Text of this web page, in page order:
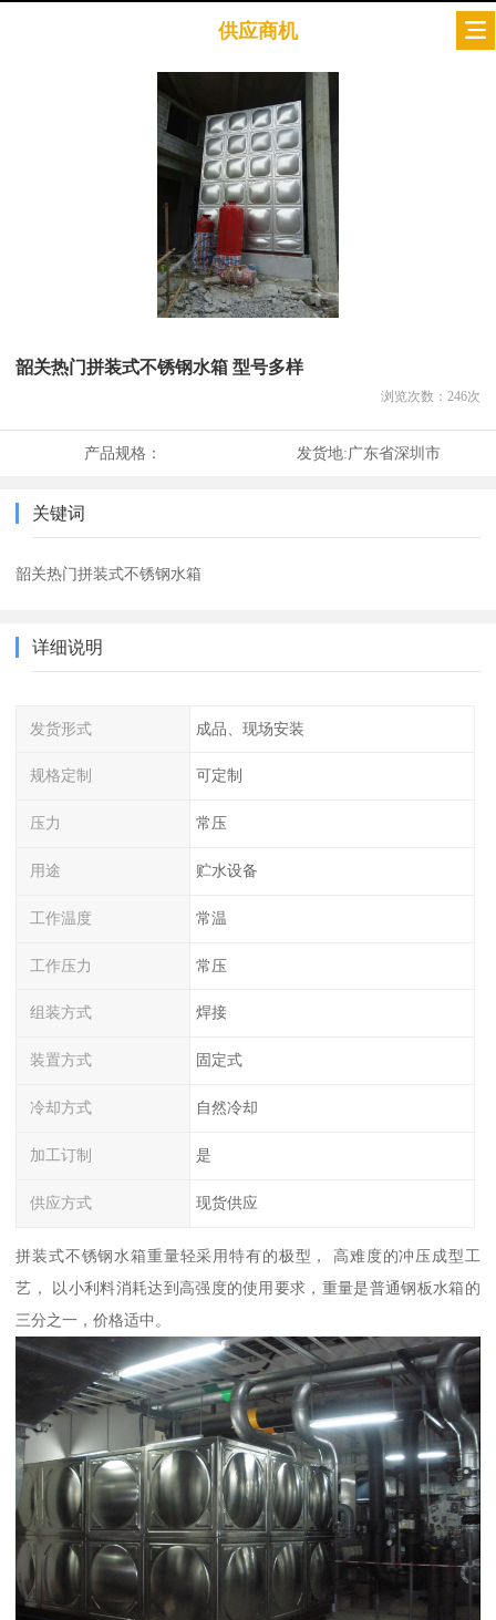
供应商机
韶关热门拼装式不锈钢水箱 型号多样
浏览次数： 246次
产品规格： 发货地:广东省深圳市
关键词
韶关热门拼装式不锈钢水箱
详细说明
发货形式 成品、现场安装
规格定制 可定制
压力 常压
用途 贮水设备
工作温度 常温
工作压力 常压
组装方式 焊接
装置方式 固定式
冷却方式 自然冷却
加工订制 是
供应方式 现货供应
拼装式不锈钢水箱重量轻采用特有的极型， 高难度的冲压成型工
艺， 以小利料消耗达到高强度的使用要求，重量是普通钢板水箱的
三分之一，价格适中。